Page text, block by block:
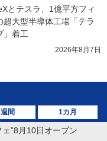
とテスラ、1億平方フィ
超大型半導体工場「テラ
」着工
2026年8月7日
間 1カ月
”8月10日オープン